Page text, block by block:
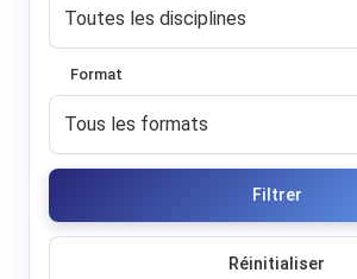
Format
Filtrer
Réinitialiser